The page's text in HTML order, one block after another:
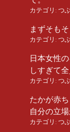
カテゴリ: つ
まずそも
カテゴリ: つ
日本女性
しすぎて全
カテゴリ: つ
たかが赤
自分の立
カテゴリ: つ